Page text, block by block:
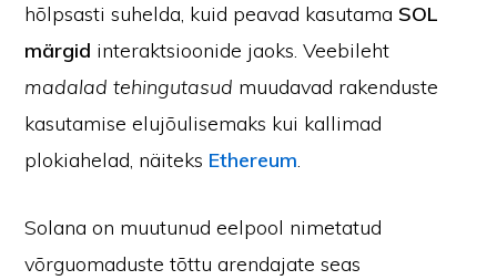
hõlpsasti suhelda, kuid peavad kasutama SOL
märgid interaktsioonide jaoks. Veebileht
madalad tehingutasud muudavad rakenduste
kasutamise elujõulisemaks kui kallimad
plokiahelad, näiteks Ethereum.
Solana on muutunud eelpool nimetatud
võrguomaduste tõttu arendajate seas